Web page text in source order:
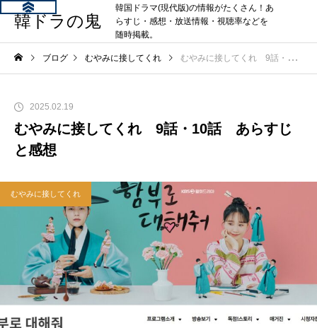
韓ドラの鬼
韓国ドラマ(現代版)の情報がたくさん！あ
らすじ・感想・放送情報・視聴率などを
随時掲載。
ブログ むやみに接してくれ むやみに接してくれ 9話・10話 あらすじと感想
2025.02.19
むやみに接してくれ 9話・10話 あらすじ
と感想
むやみに接してくれ